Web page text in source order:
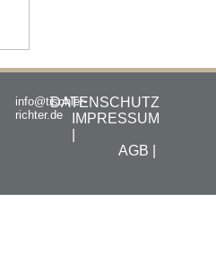
info@tischler-
richter.de
DATENSCHUTZ
IMPRESSUM
AGB |